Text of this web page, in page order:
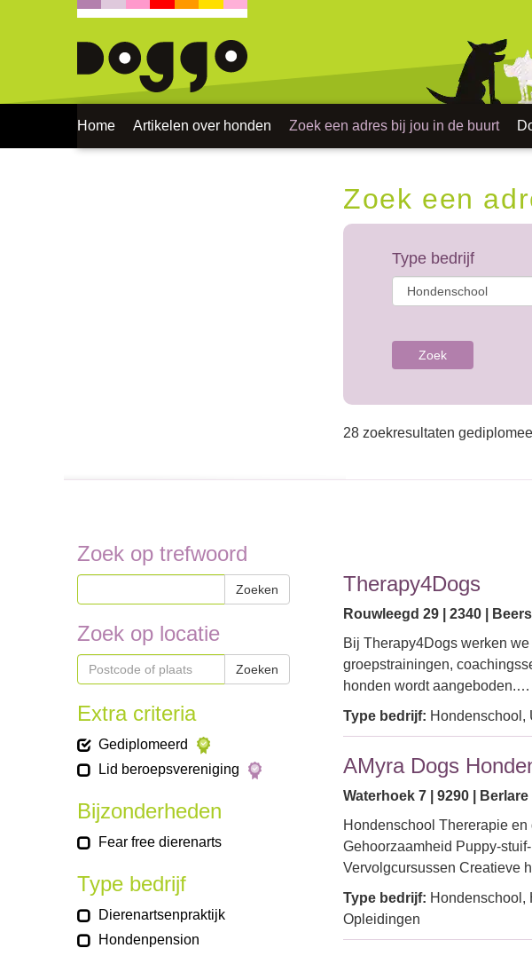
Home Artikelen over honden Zoek een adres bij jou in de buurt
Zoek een
Type bedrijf
Zoek
28 zoekresultaten
Zoek op trefwoord
Zoeken
Zoek op locatie
Zoeken
Extra criteria
Gediplomeerd
Lid beroepsvereniging
Bijzonderheden
Fear free dierenarts
Type bedrijf
Dierenartsenpraktijk
Hondenpension
Therapy4Dogs
Rouwleegd 29 | 2340 |
Bij Therapy4Dogs werken
groepstrainingen,
honden wordt aangeboden.…
Type bedrijf: Hondenschool,
AMyra Dogs
Waterhoek 7 | 9290 | Berlare
Hondenschool Thererapie
Gehoorzaamheid Puppy-
Vervolgcursussen Creatieve
Type bedrijf: Hondenschool,
Opleidingen